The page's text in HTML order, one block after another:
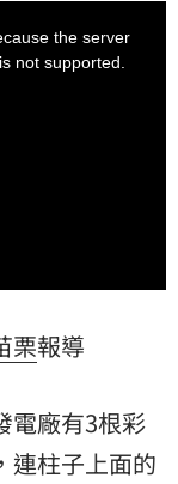
the server
not supported.
栗報導
電廠有3根彩
連柱子上面的